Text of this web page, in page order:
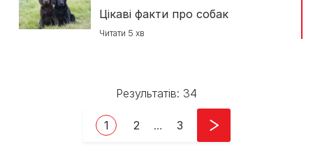
Цікаві факти про собак
Читати 5 хв
Результатів: 34
Current page
1 Page
2 … Last page
3